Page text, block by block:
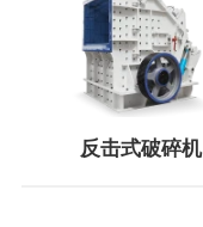
反击式破碎机